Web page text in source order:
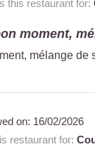
this restaurant for:
moment,
mélange de
on: 16/02/2026
restaurant for: